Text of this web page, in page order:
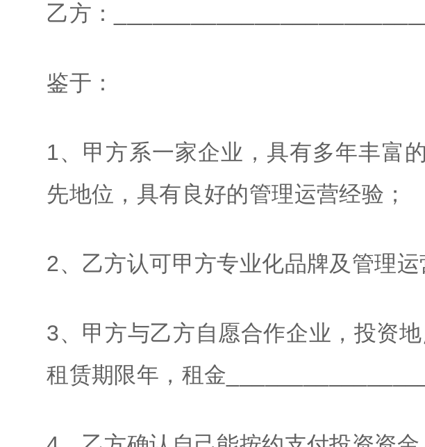
乙方：
鉴于：
1、甲方系一家企业，具有多年丰富
先地位，具有良好的管理运营经验；
2、乙方认可甲方专业化品牌及管理运
3、甲方与乙方自愿合作企业，投资
租赁期限年，租金